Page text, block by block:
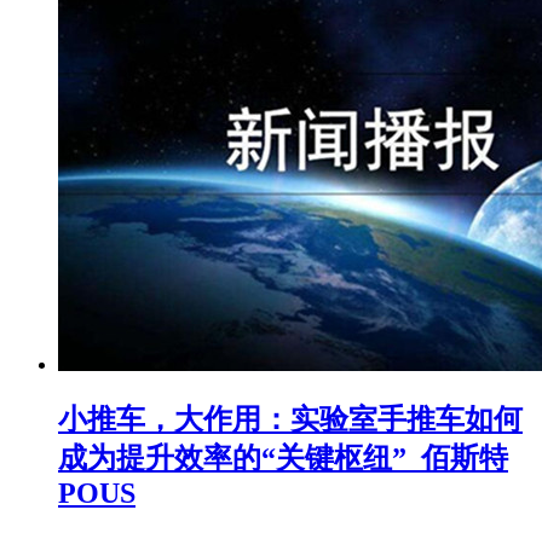
小推车，大作用：实验室手推车如何
成为提升效率的“关键枢纽”_佰斯特
POUS